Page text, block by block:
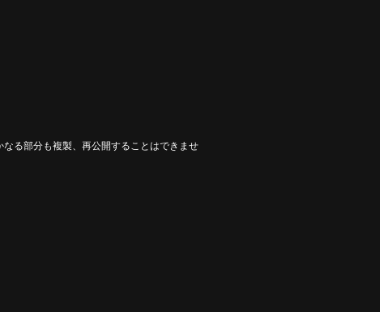
る部分も複製、再公開することはできませ